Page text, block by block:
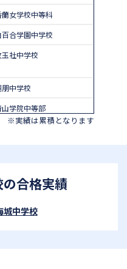
蘭女学校中等科
百合学園中学校
玉社中学校
朋中学校
山学院中等部
田園調布学園中等部
田区立九段中等教育学校
妻中学校
※実績は累積となります
合格実績
城中学校